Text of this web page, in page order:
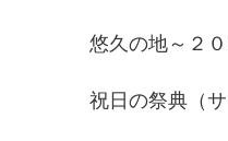
悠久の地～２
祝日の祭典（